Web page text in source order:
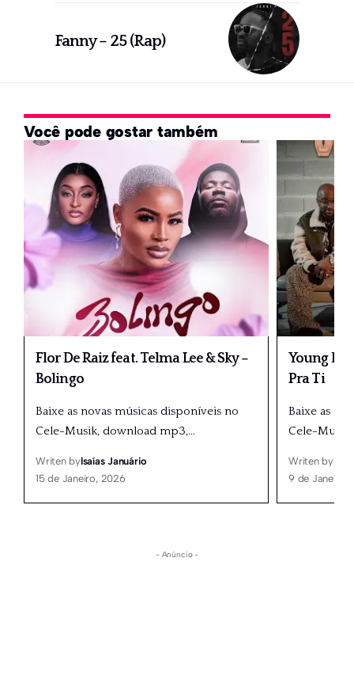
Fanny – 25 (Rap)
Você pode gostar também
Flor De Raiz feat. Telma Lee & Sky –
Bolingo
Baixe as novas músicas disponíveis no
Cele-Musik, download mp3,…
Writen byIsaías Januário
15 de Janeiro, 2026
Young
Pra Ti
Baixe as
Cele-
Writen by
9 de Janeiro,
- Anúncio -